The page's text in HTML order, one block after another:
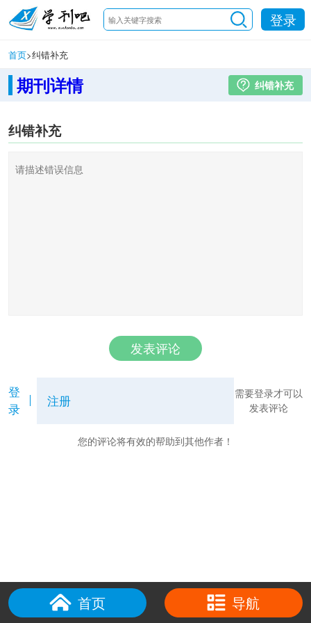
登录
首页>纠错补充
期刊详情 纠错补充
纠错补充
发表评论
登
录
注册
需要登录才可以
发表评论
您的评论将有效的帮助到其他作者！
首页 导航